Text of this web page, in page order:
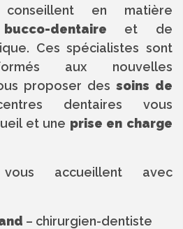
en matière
dentaire et de
Ces spécialistes sont
aux nouvelles
proposer des soins de
dentaires vous
et une prise en charge
accueillent avec
– chirurgien-dentiste